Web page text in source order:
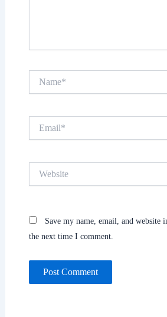
Save my name, email, and website
the next time I comment.